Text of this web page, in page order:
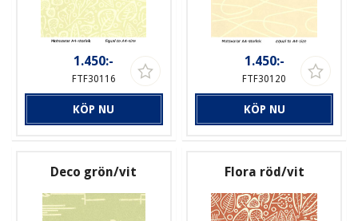
1.450:-
FTF30116
KÖP NU
1.450:-
FTF30120
KÖP NU
Deco grön/vit Flora röd/vit